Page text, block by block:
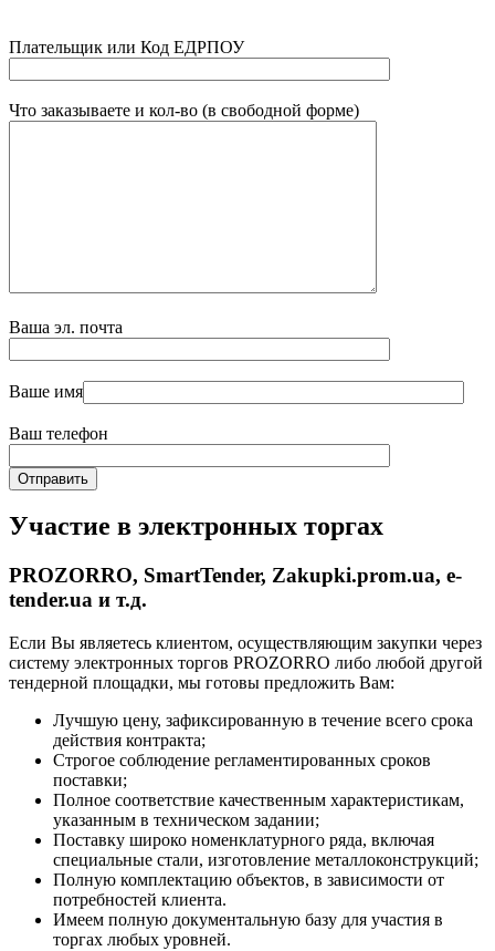
Плательщик или Код ЕДРПОУ
Что заказываете и кол-во (в свободной форме)
Ваша эл. почта
Ваше имя
Ваш телефон
Участие в электронных торгах
PROZORRO, SmartTender, Zakupki.prom.ua, e-
tender.ua и т.д.
Если Вы являетесь клиентом, осуществляющим закупки через
систему электронных торгов PROZORRO либо любой другой
тендерной площадки, мы готовы предложить Вам:
Лучшую цену, зафиксированную в течение всего срока
действия контракта;
Строгое соблюдение регламентированных сроков
поставки;
Полное соответствие качественным характеристикам,
указанным в техническом задании;
Поставку широко номенклатурного ряда, включая
специальные стали, изготовление металлоконструкций;
Полную комплектацию объектов, в зависимости от
потребностей клиента.
Имеем полную документальную базу для участия в
торгах любых уровней.